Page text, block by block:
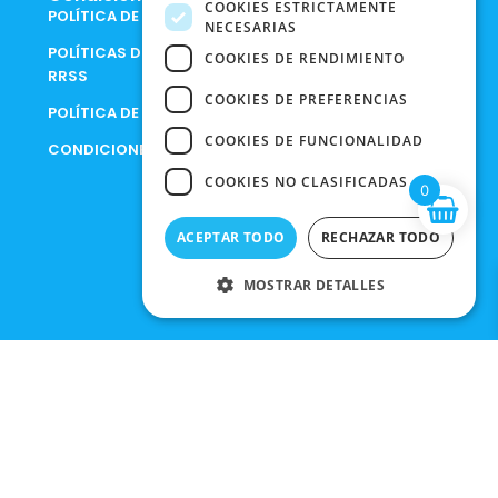
POLÍTICA DE COOKIES
POLÍTICAS DE PRIVACIDAD EN
RRSS
POLÍTICA DE PRIVACIDAD
CONDICIONES DE COMPRA
0
COOKIES ESTRICTAMENTE
NECESARIAS
COOKIES DE RENDIMIENTO
COOKIES DE PREFERENCIAS
COOKIES DE FUNCIONALIDAD
COOKIES NO CLASIFICADAS
ACEPTAR TODO RECHAZAR TODO
MOSTRAR DETALLES